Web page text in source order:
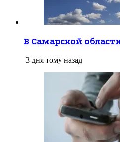
В Самарской
3 дня тому назад